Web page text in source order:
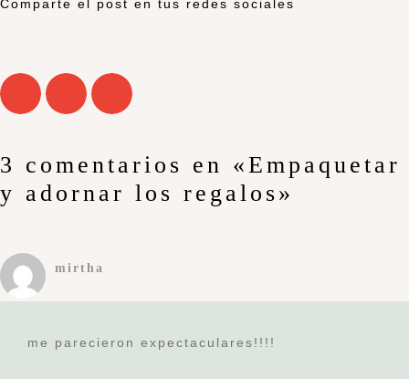
Comparte el post en tus redes sociales
3 comentarios en «Empaquetar
y adornar los regalos»
mirtha
me parecieron expectaculares!!!!